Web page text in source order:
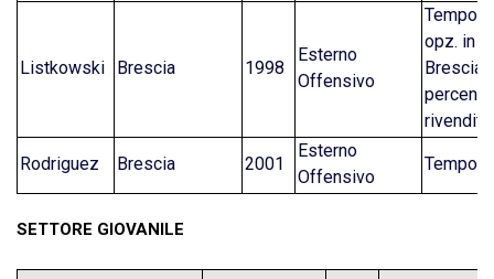
Listkowski Brescia 1998
Esterno
Offensivo
opz. in
Brescia
rivendita
Rodriguez Brescia 2001
Esterno
Offensivo
SETTORE GIOVANILE